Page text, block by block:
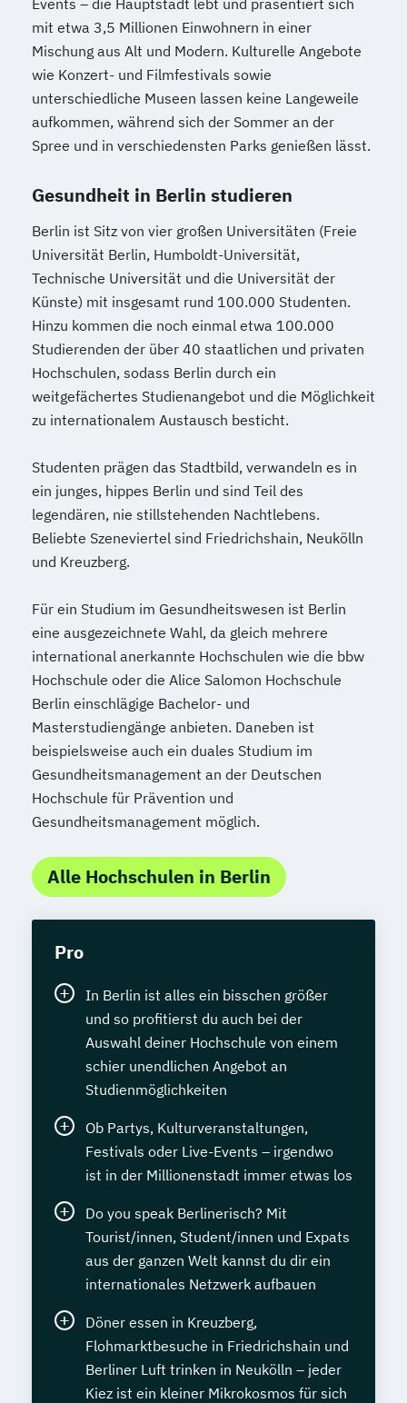
Events – die Hauptstadt lebt und präsentiert sich
mit etwa 3,5 Millionen Einwohnern in einer
Mischung aus Alt und Modern. Kulturelle Angebote
wie Konzert- und Filmfestivals sowie
unterschiedliche Museen lassen keine Langeweile
aufkommen, während sich der Sommer an der
Spree und in verschiedensten Parks genießen lässt.
Gesundheit in Berlin studieren
Berlin ist Sitz von vier großen Universitäten (Freie
Universität Berlin, Humboldt-Universität,
Technische Universität und die Universität der
Künste) mit insgesamt rund 100.000 Studenten.
Hinzu kommen die noch einmal etwa 100.000
Studierenden der über 40 staatlichen und privaten
Hochschulen, sodass Berlin durch ein
weitgefächertes Studienangebot und die Möglichkeit
zu internationalem Austausch besticht.
Studenten prägen das Stadtbild, verwandeln es in
ein junges, hippes Berlin und sind Teil des
legendären, nie stillstehenden Nachtlebens.
Beliebte Szeneviertel sind Friedrichshain, Neukölln
und Kreuzberg.
Für ein Studium im Gesundheitswesen ist Berlin
eine ausgezeichnete Wahl, da gleich mehrere
international anerkannte Hochschulen wie die bbw
Hochschule oder die Alice Salomon Hochschule
Berlin einschlägige Bachelor- und
Masterstudiengänge anbieten. Daneben ist
beispielsweise auch ein duales Studium im
Gesundheitsmanagement an der Deutschen
Hochschule für Prävention und
Gesundheitsmanagement möglich.
Alle Hochschulen in Berlin
Pro
In Berlin ist alles ein bisschen größer
und so profitierst du auch bei der
Auswahl deiner Hochschule von einem
schier unendlichen Angebot an
Studienmöglichkeiten
Ob Partys, Kulturveranstaltungen,
Festivals oder Live-Events – irgendwo
ist in der Millionenstadt immer etwas los
Do you speak Berlinerisch? Mit
Tourist/innen, Student/innen und Expats
aus der ganzen Welt kannst du dir ein
internationales Netzwerk aufbauen
Döner essen in Kreuzberg,
Flohmarktbesuche in Friedrichshain und
Berliner Luft trinken in Neukölln – jeder
Kiez ist ein kleiner Mikrokosmos für sich